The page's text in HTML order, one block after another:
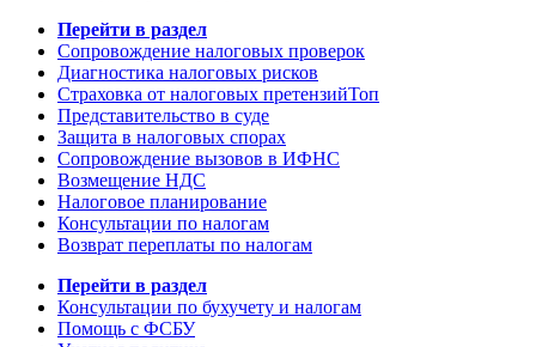
Перейти в раздел
Сопровождение налоговых проверок
Диагностика налоговых рисков
Страховка от налоговых претензийТоп
Представительство в суде
Защита в налоговых спорах
Сопровождение вызовов в ИФНС
Возмещение НДС
Налоговое планирование
Консультации по налогам
Возврат переплаты по налогам
Перейти в раздел
Консультации по бухучету и налогам
Помощь с ФСБУ